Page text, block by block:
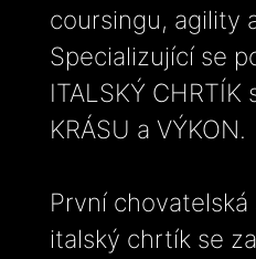
coursingu, agility
Specializující se
ITALSKÝ
KRÁSU a VÝKON.
První
italský chrtík se